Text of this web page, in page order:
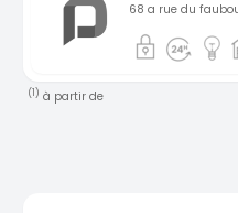
(1) à partir de